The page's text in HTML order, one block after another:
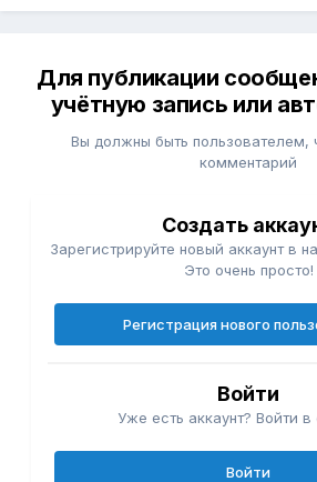
Для публикации
учётную запись или
Вы должны быть пользователем,
комментарий
Создать
Зарегистрируйте новый аккаунт в
Это очень просто!
Регистрация нового
Войти
Уже есть аккаунт? Войти в
Войти